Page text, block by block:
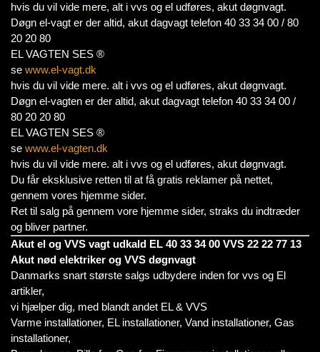
hvis du vil vide mere, alt i vvs og el udføres, akut døgnvagt.
Døgn el-vagt er der altid, akut dagvagt telefon 40 33 34 00 / 80
20 20 80
EL VAGTEN SES ®
se www.el-vagt.dk
hvis du vil vide mere. alt i vvs og el udføres, akut døgnvagt.
Døgn el-vagten er der altid, akut dagvagt telefon 40 33 34 00 /
80 20 20 80
EL VAGTEN SES ®
se www.el-vagten.dk
hvis du vil vide mere. alt i vvs og el udføres, akut døgnvagt.
Du får eksklusive retten til at få gratis reklamer på nettet,
gennem vores hjemme sider.
Ret til salg på gennem vore hjemme sider, straks du indtræder
og bliver partner.
Akut el og VVS vagt udkald EL 40 33 34 00 VVS 22 22 77 13
Akut nød elektriker og VVS døgnvagt
Danmarks snart største salgs udbydere inden for vvs og El
artikler,
vi hjælper dig, med blandt andet EL & VVS
Varme installationer, EL installationer, Vand installationer, Gas
installationer,